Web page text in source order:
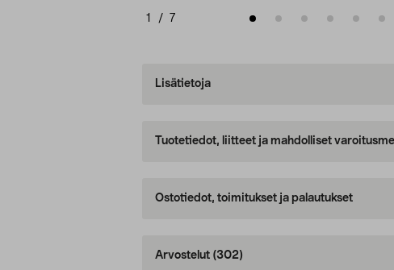
1 / 7
Lisätietoja
Tuotetiedot, liitteet ja mahdolliset
Ostotiedot, toimitukset ja palautukset
Arvostelut (302)